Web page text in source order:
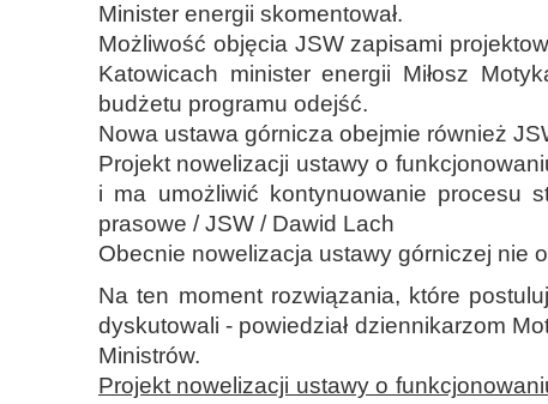
Minister energii skomentował.
Możliwość objęcia JSW zapisami
Katowicach minister energii Miłosz
budżetu programu odejść.
Nowa ustawa górnicza obejmie również
Projekt nowelizacji ustawy o
i ma umożliwić kontynuowanie procesu
prasowe / JSW / Dawid Lach
Obecnie nowelizacja ustawy górniczej nie
Na ten moment rozwiązania, które
dyskutowali - powiedział dziennikarzom
Ministrów.
Projekt nowelizacji ustawy o